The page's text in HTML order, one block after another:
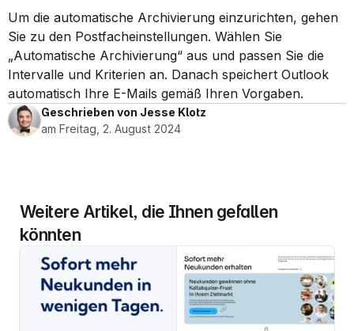
Um die automatische Archivierung einzurichten, gehen
Sie zu den Postfacheinstellungen. Wählen Sie
„Automatische Archivierung“ aus und passen Sie die
Intervalle und Kriterien an. Danach speichert Outlook
automatisch Ihre E-Mails gemäß Ihren Vorgaben.
Geschrieben von Jesse Klotz
am Freitag, 2. August 2024
Weitere Artikel, die Ihnen gefallen
könnten